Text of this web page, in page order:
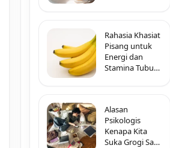
Rahasia Khasiat
Pisang untuk
Energi dan
Stamina Tubuh
Alasan
Psikologis
Kenapa Kita
Suka Grogi Saat